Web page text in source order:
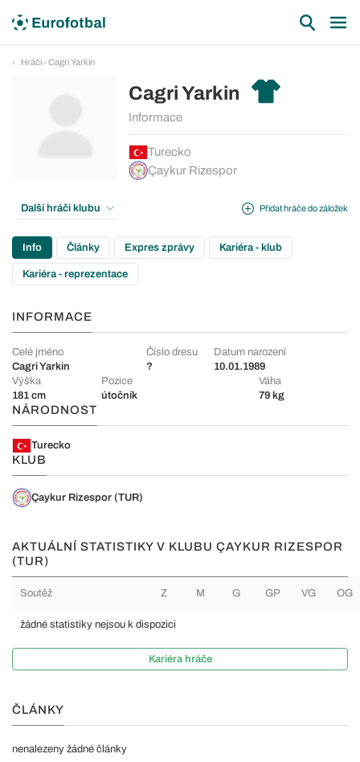
Hráči - Cagri Yarkin
Cagri Yarkin
Informace
Turecko
Çaykur Rizespor
Přidat hráče do záložek
Další hráči klubu
Info Články Expres zprávy Kariéra - klub
Kariéra - reprezentace
INFORMACE
Celé jméno
Cagri Yarkin
Číslo dresu
?
Datum narození
10.01.1989
Výška
181 cm
Pozice
útočník
Váha
79 kg
NÁRODNOST
Turecko
KLUB
Çaykur Rizespor (TUR)
AKTUÁLNÍ STATISTIKY V KLUBU ÇAYKUR RIZESPOR
(TUR)
Soutěž Z M G GP VG OG
žádné statistiky nejsou k dispozici
Kariéra hráče
ČLÁNKY
nenalezeny žádné články